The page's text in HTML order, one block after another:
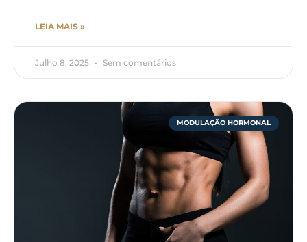
LEIA MAIS »
Julho 8, 2025 Sem comentários
MODULAÇÃO HORMONAL